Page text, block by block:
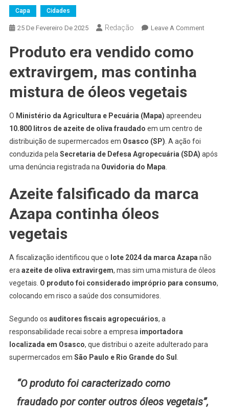
Capa Cidades
25 De Fevereiro De 2025 Redação Leave A CommentOn
Produto era vendido como
extravirgem, mas continha
mistura de óleos vegetais
O Ministério da Agricultura e Pecuária (Mapa) apreendeu
10.800 litros de azeite de oliva fraudado em um centro de
distribuição de supermercados em Osasco (SP) . A ação foi
conduzida pela Secretaria de Defesa Agropecuária (SDA) após
uma denúncia registrada na Ouvidoria do Mapa
Azeite falsificado da marca
Azapa continha óleos
vegetais
A fiscalização identificou que o lote 2024 da marca Azapa não
era azeite de oliva extravirgem, mas sim uma mistura de óleos
vegetais. O produto foi considerado impróprio para consumo,
colocando em risco a saúde dos consumidores.
Segundo os auditores fiscais agropecuários, a
responsabilidade recai sobre a empresa importadora
localizada em Osasco, que distribui o azeite adulterado para
supermercados em São Paulo e Rio Grande do Sul
“O produto foi caracterizado como
fraudado por conter outros óleos vegetais”,